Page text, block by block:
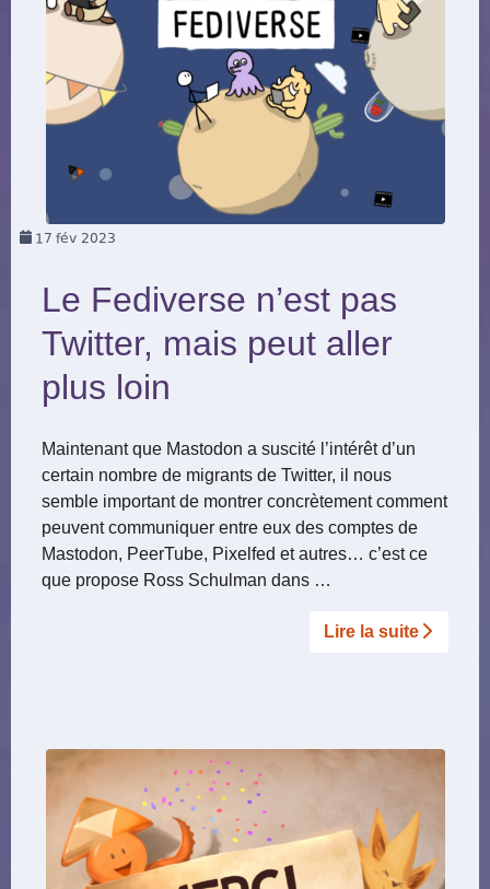
17 fév 2023
Le Fediverse n’est pas
Twitter, mais peut aller
plus loin
Maintenant que Mastodon a suscité l’intérêt d’un
certain nombre de migrants de Twitter, il nous
semble important de montrer concrètement comment
peuvent communiquer entre eux des comptes de
Mastodon, PeerTube, Pixelfed et autres… c’est ce
que propose Ross Schulman dans …
Lire la suite­­